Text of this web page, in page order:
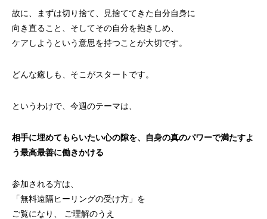
故に、まずは切り捨て、見捨ててきた自分自身に
向き直ること、そしてその自分を抱きしめ、
ケアしようという意思を持つことが大切です。
どんな癒しも、そこがスタートです。
というわけで、今週のテーマは、
相手に埋めてもらいたい心の隙を、自身の真のパワーで満たすよ
う最高最善に働きかける
参加される方は、
「無料遠隔ヒーリングの受け方 」を
ご覧になり、 ご理解のうえ